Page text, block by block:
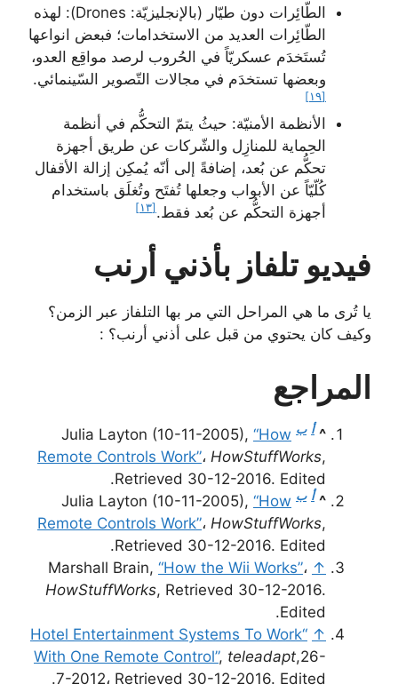
الطّائِرات دون طيّار (بالإنجليزيّة: Drones): لهذه
الطّائِرات العديد من الاستخدامات؛ فبعض انواعها
تُستَخدَم عسكريّاً في الحُروب لرصد مواقِع العدو،
وبعضها تستخدَم في مجالات التّصوير السّينمائي.
[١٩]
الأنظمة الأمنيّة: حيثُ يتمّ التحكُّم في أنظمة
الحِماية للمنازِل والشّركات عن طريق أجهزة
تحكُّم عن بُعد، إضافةً إلى أنّه يُمكِن إزالة الأقفال
كُلّيّاً عن الأبواب وجعلها تُفتَح وتُغلَق باستخدام
أجهزة التحكُّم عن بُعد فقط. [١٣]
فيديو تلفاز بأذني أرنب
يا تُرى ما هي المراحل التي مر بها التلفاز عبر الزمن؟
وكيف كان يحتوي من قبل على أذني أرنب؟ :
المراجع
^ أ ب Julia Layton (10-11-2005), “How
Remote Controls Work”، HowStuffWorks,
Retrieved 30-12-2016. Edited.
^ أ ب Julia Layton (10-11-2005), “How
Remote Controls Work”، HowStuffWorks,
Retrieved 30-12-2016. Edited.
↑
Marshall Brain, “How the Wii Works”،
HowStuffWorks, Retrieved 30-12-2016.
Edited.
↑
“Hotel Entertainment Systems To Work
With One Remote Control”, teleadapt,26-
7-2012، Retrieved 30-12-2016. Edited.